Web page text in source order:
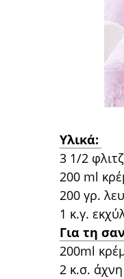
Yλικά:
3 1/2
200 ml
200 γρ.
1 κ.γ.
Για τη
200ml
2 κ.σ.